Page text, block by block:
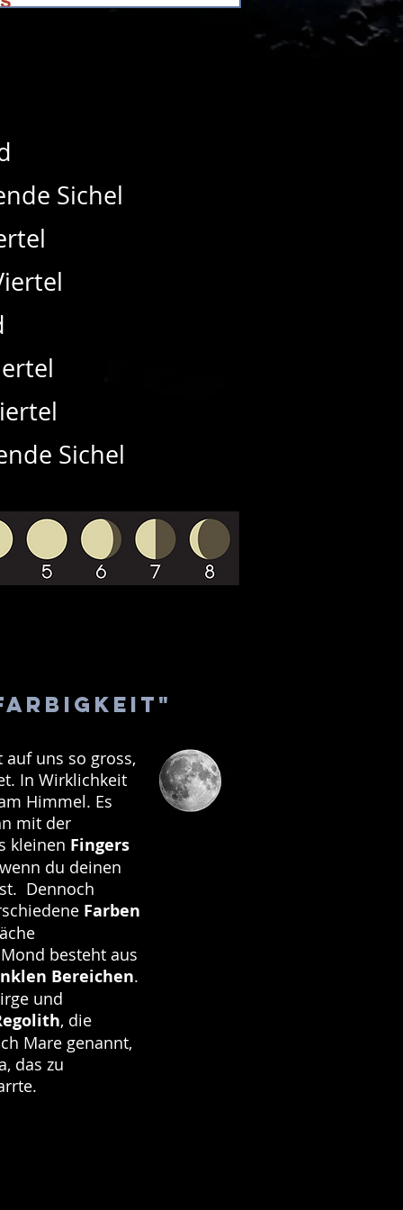
Sichel
Sichel
uns so gross,
In Wirklichkeit
Himmel. Es
mit der
kleinen Fingers
du deinen
Dennoch
Farben
besteht aus
Bereichen.
und
, die
Mare genannt,
das zu